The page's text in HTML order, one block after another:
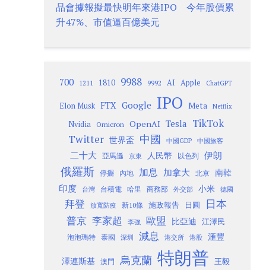
品會據報擬最快明年來港IPO 今年股價累
升47%、市值逼百億美元
700 1211 1810 9988 9992 AI Apple ChatGPT
Elon Musk FTX Google IPO Meta Netflix
Nvidia Omicron OpenAI Tesla TikTok
Twitter 世界盃 中國 中國GDP 中國旅客
二十大 亞馬遜 京東 人民幣 以色列 伊朗
俄羅斯 停擺 內地 加息 加拿大 北京
南韓
印度
台灣 台積電 哈里 商務部 外交部 小米 德國
拜登 放寬防疫 新10條 施政報告 日圓 日本
普京 李家超 李強 歐盟 比亞迪 江澤民
泡泡瑪特 泰國 深圳 減息 港交所 港股 滙豐
澤連斯基 澳門 烏克蘭 特朗普 王毅